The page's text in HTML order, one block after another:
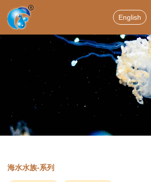
English
海水水族-系列